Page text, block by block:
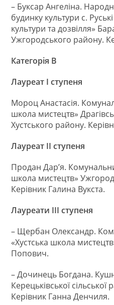
– Буксар Ангеліна.
будинку культури с.
культури та дозвілля»
Ужгородського району.
Категорія В
Лауреат І ступеня
Мороц Анастасія.
школа мистецтв»
Хустського району.
Лауреат ІІ ступеня
Продан Дар’я.
школа мистецтв»
Керівник Галина Вукста.
Лауреати ІІІ ступеня
– Щербан Олександр.
«Хустська школа
Попович.
– Дочинець Богдана.
Керецьківської
Керівник Ганна Денчиля.